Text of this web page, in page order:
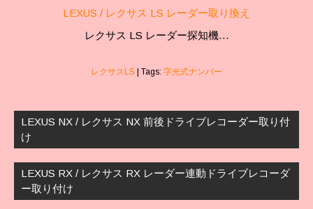
LEXUS / レクサス LS レーダー取り換え
レクサス LS レーダー探知機…
レクサスLS | Tags: 字光式ナンバー
稿
ナ
ビ
ゲ
ー
シ
LEXUS NX / レクサス NX 前後ドライブレコーダー取り付
け
LEXUS RX / レクサス RX レーダー連動ドライブレコーダ
ー取り付け